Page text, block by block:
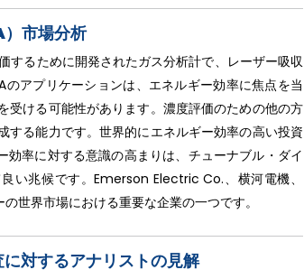
市場分析
るために開発されたガス分析計で、レーザー吸収
アプリケーションは、エネルギー効率に焦点を当
ける可能性があります。濃度評価のための他の方
る能力です。世界的にエネルギー効率の高い投資
率に対する意識の高まりは、チューナブル・ダイ
い兆候です。Emerson Electric Co.、横河電機、
界市場における重要な企業の一つです。
対するアナリストの見解